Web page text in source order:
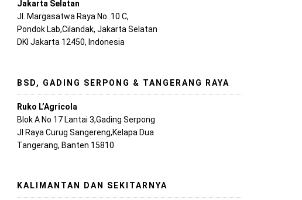
Jakarta Selatan
Jl. Margasatwa Raya No. 10 C,
Pondok Lab,Cilandak, Jakarta Selatan
DKI Jakarta 12450, Indonesia
BSD, GADING SERPONG & TANGERANG RAYA
Ruko L’Agricola
Blok A No 17 Lantai 3,Gading Serpong
Jl Raya Curug Sangereng,Kelapa Dua
Tangerang, Banten 15810
KALIMANTAN DAN SEKITARNYA